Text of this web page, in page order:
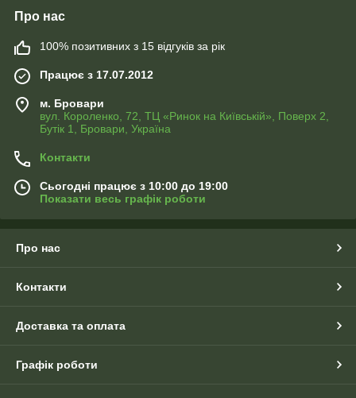
Про нас
100% позитивних з 15 відгуків за рік
Працює з 17.07.2012
м. Бровари
вул. Короленко, 72, ТЦ «Ринок на Київській», Поверх 2,
Бутік 1, Бровари, Україна
Контакти
Сьогодні працює з 10:00 до 19:00
Показати весь графік роботи
Про нас
Контакти
Доставка та оплата
Графік роботи